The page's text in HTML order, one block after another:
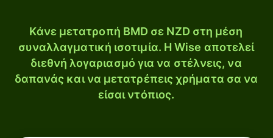
Κάνε μετατροπή BMD σε NZD στη μέση
συναλλαγματική ισοτιμία. Η Wise αποτελεί
διεθνή λογαριασμό για να στέλνεις, να
δαπανάς και να μετατρέπεις χρήματα σα να
είσαι ντόπιος.